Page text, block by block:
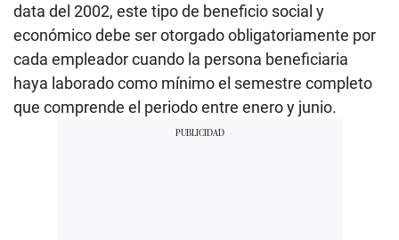
data del 2002, este tipo de beneficio social y
económico debe ser otorgado obligatoriamente por
cada empleador cuando la persona beneficiaria
haya laborado como mínimo el semestre completo
que comprende el periodo entre enero y junio.